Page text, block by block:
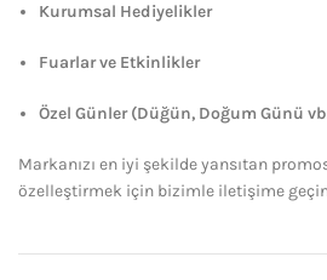
Kurumsal Hediyelikler
Fuarlar ve Etkinlikler
Özel Günler (Düğün, Doğum Günü
Markanızı en iyi şekilde yansıtan
özelleştirmek için bizimle iletişime